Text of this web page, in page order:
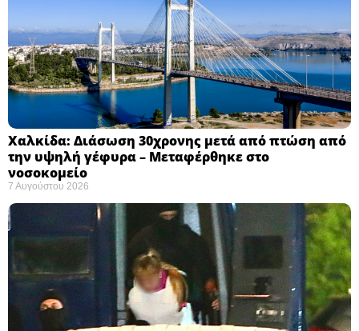
Χαλκίδα: Διάσωση 30χρονης μετά από πτώση από
την υψηλή γέφυρα – Μεταφέρθηκε στο
νοσοκομείο ​
7 Αυγούστου 2026